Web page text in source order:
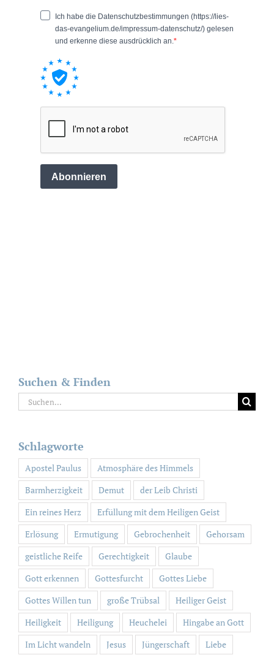
Suchen & Finden
Suche
nach:
Schlagworte
Apostel Paulus
Atmosphäre des Himmels
Barmherzigkeit
Demut
der Leib Christi
Ein reines Herz
Erfüllung mit dem Heiligen Geist
Erlösung
Ermutigung Gebrochenheit
Gehorsam
geistliche Reife
Gerechtigkeit
Glaube
Gott erkennen
Gottesfurcht
Gottes Liebe
Gottes Willen tun
große Trübsal
Heiliger Geist
Heiligkeit
Heiligung Heuchelei
Hingabe an Gott
Im Licht wandeln
Jesus Jüngerschaft
Liebe